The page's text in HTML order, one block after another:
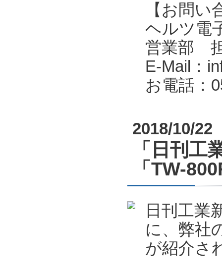
【お問い
ヘルツ電
営業部
E-Mail：
お電話：
2018/10/22
「日刊工
「TW-
日刊工業
に、弊社
が紹介さ